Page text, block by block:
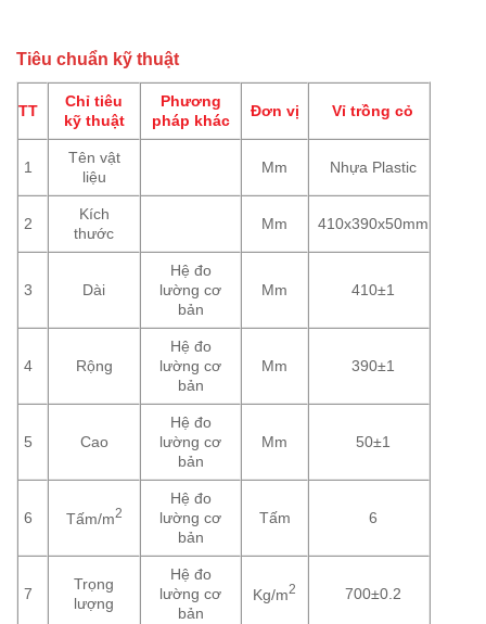
Tiêu chuẩn kỹ thuật
TT
Chỉ tiêu
kỹ thuật
Phương
pháp khác
Đơn vị Vỉ trồng cỏ
1
Tên vật
liệu
Mm Nhựa Plastic
2
Kích
thước
Mm 410x390x50mm
3 Dài
Hệ đo
lường cơ
bản
Mm 410±1
4 Rộng
Hệ đo
lường cơ
bản
Mm 390±1
5 Cao
Hệ đo
lường cơ
bản
Mm 50±1
6 Tấm/m2
Hệ đo
lường cơ
bản
Tấm 6
7
Trọng
lượng
Hệ đo
lường cơ
bản
Kg/m2 700±0.2